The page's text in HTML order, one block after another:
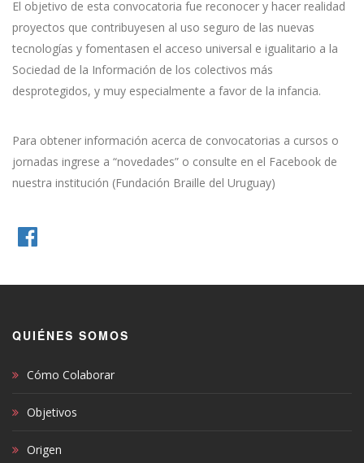
El objetivo de esta convocatoria fue reconocer y hacer realidad
proyectos que contribuyesen al uso seguro de las nuevas
tecnologías y fomentasen el acceso universal e igualitario a la
Sociedad de la Información de los colectivos más
desprotegidos, y muy especialmente a favor de la infancia.
Para obtener información acerca de convocatorias a cursos o
jornadas ingrese a “novedades” o consulte en el Facebook de
nuestra institución (Fundación Braille del Uruguay)
QUIÉNES SOMOS
Cómo Colaborar
Objetivos
Origen